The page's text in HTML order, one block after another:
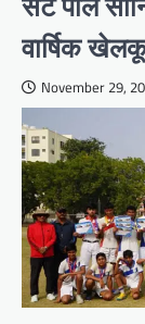
वार्षिक
November 29,